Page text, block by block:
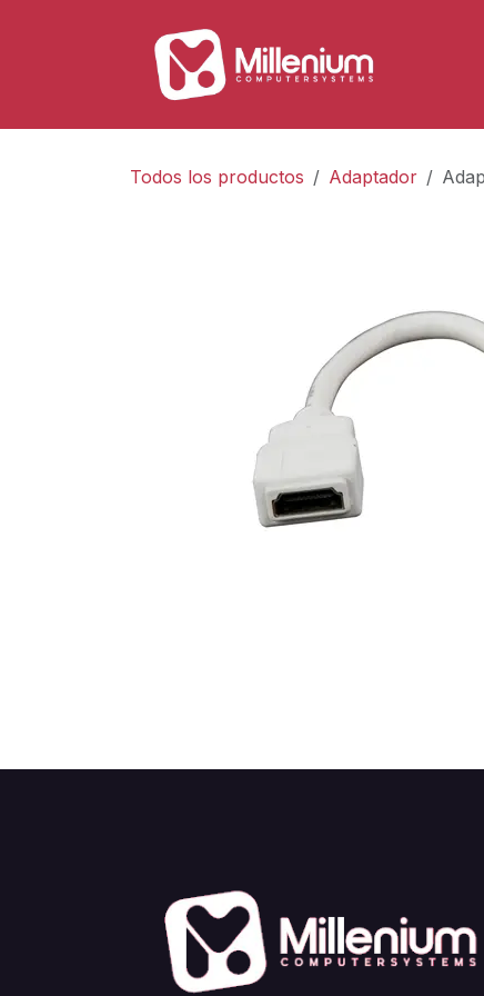
Todos los productos Adaptador